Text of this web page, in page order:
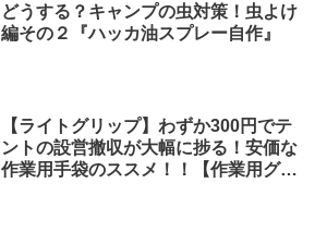
どうする？キャンプの虫対策！虫よけ
編その２『ハッカ油スプレー自作』
【ライトグリップ】わずか300円でテ
ントの設営撤収が大幅に捗る！安価な
作業用手袋のススメ！！【作業用グロ